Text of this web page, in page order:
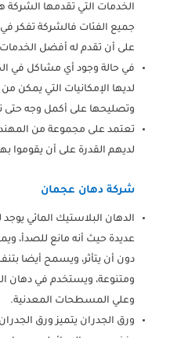
الخدمات التي تقدمها الشركة
جميع الفئات فالشركة تفكر
على أن تقدم له أفضل
في حالة وجود أي مشاكل في
لديها الإمكانيات التي يمكن
وتصليحها على أكمل وجه حتى
تعتمد على مجموعة من
لديهم القدرة على أن يقوموا
شركة دهان عجمان
الدهان البلاستيك المائي
عديدة حيث أنه مانع للصدأ،
دون أن يتأثر، ويسمح أيضا
ومتنوعة، ويستخدم في دهان
وعلي المسطحات المعدنية.
ورق الجدران يتميز ورق